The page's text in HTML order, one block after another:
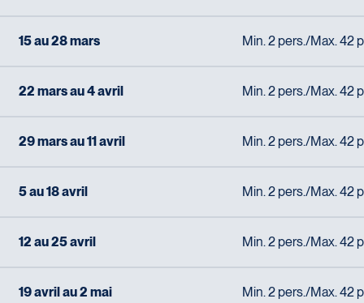
15 au 28 mars Min. 2 pers./Max. 42
22 mars au 4 avril Min. 2 pers./Max. 42
29 mars au 11 avril Min. 2 pers./Max. 42
5 au 18 avril Min. 2 pers./Max. 42
12 au 25 avril Min. 2 pers./Max. 42
19 avril au 2 mai Min. 2 pers./Max. 42